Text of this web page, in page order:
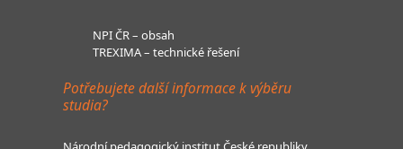
NPI ČR – obsah
TREXIMA – technické řešení
Potřebujete další informace k výběru
studia?